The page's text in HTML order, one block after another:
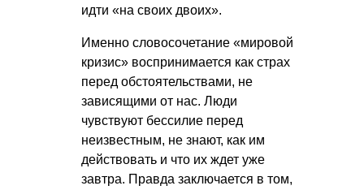
идти «на своих двоих».
Именно словосочетание «мировой
кризис» воспринимается как страх
перед обстоятельствами, не
зависящими от нас. Люди
чувствуют бессилие перед
неизвестным, не знают, как им
действовать и что их ждет уже
завтра. Правда заключается в том,